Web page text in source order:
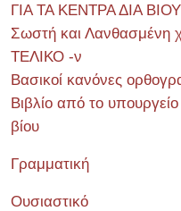
ΓΙΑ ΤΑ ΚΕΝΤΡΑ ΔΙΑ
Σωστή και Λανθασμένη
ΤΕΛΙΚΟ -ν
Βασικοί κανόνες
Βιβλίο από το
βίου
Γραμματική
Ουσιαστικό